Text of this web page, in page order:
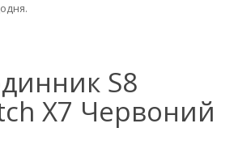
S8
X7 Червоний